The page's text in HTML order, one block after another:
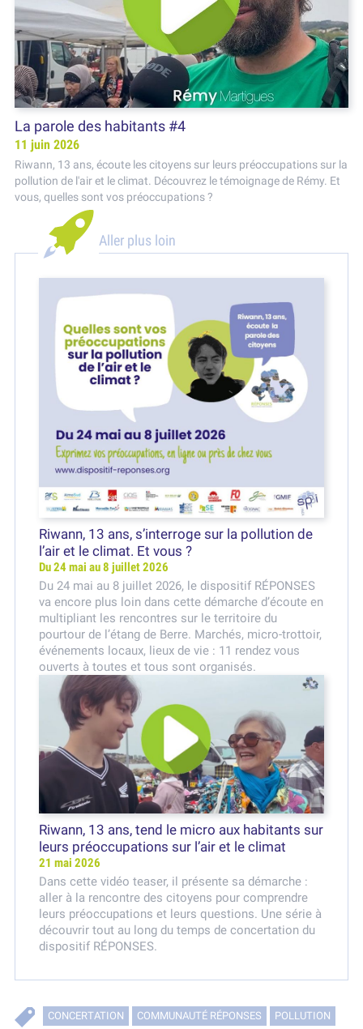
La parole des habitants #4
11 juin 2026
Riwann, 13 ans, écoute les citoyens sur leurs préoccupations sur la
pollution de l'air et le climat. Découvrez le témoignage de Rémy. Et
vous, quelles sont vos préoccupations ?
Aller plus loin
Riwann, 13 ans, s’interroge sur la pollution de
l’air et le climat. Et vous ?
Du 24 mai au 8 juillet 2026
Du 24 mai au 8 juillet 2026, le dispositif RÉPONSES
va encore plus loin dans cette démarche d’écoute en
multipliant les rencontres sur le territoire du
pourtour de l’étang de Berre. Marchés, micro-trottoir,
événements locaux, lieux de vie : 11 rendez vous
ouverts à toutes et tous sont organisés.
Riwann, 13 ans, tend le micro aux habitants sur
leurs préoccupations sur l’air et le climat
21 mai 2026
Dans cette vidéo teaser, il présente sa démarche :
aller à la rencontre des citoyens pour comprendre
leurs préoccupations et leurs questions. Une série à
découvrir tout au long du temps de concertation du
dispositif RÉPONSES.
CONCERTATION COMMUNAUTÉ RÉPONSES
POLLUTION